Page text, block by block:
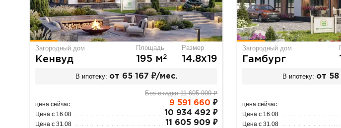
Загородный дом
Кенвуд
Площадь
195 м2
Размер
14.8х19
В ипотеку: от 65 167 ₽/мес.
Без скидки 11 605 909 ₽
цена сейчас 9 591 660 ₽
Цена с 16.08 10 934 492 ₽
Цена с 31.08 11 605 909 ₽
Загородный дом
Гамбург
В ипотеку: от
цена сейчас
Цена с 16.08
Цена с 31.08